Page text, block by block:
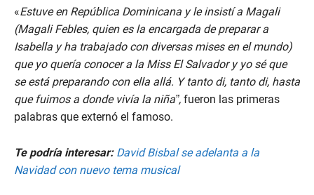
«Estuve en República Dominicana y le insistí a Magali
(Magali Febles, quien es la encargada de preparar a
Isabella y ha trabajado con diversas mises en el mundo)
que yo quería conocer a la Miss El Salvador y yo sé que
se está preparando con ella allá. Y tanto di, tanto di, hasta
que fuimos a donde vivía la niña”, fueron las primeras
palabras que externó el famoso.
Te podría interesar: David Bisbal se adelanta a la
Navidad con nuevo tema musical